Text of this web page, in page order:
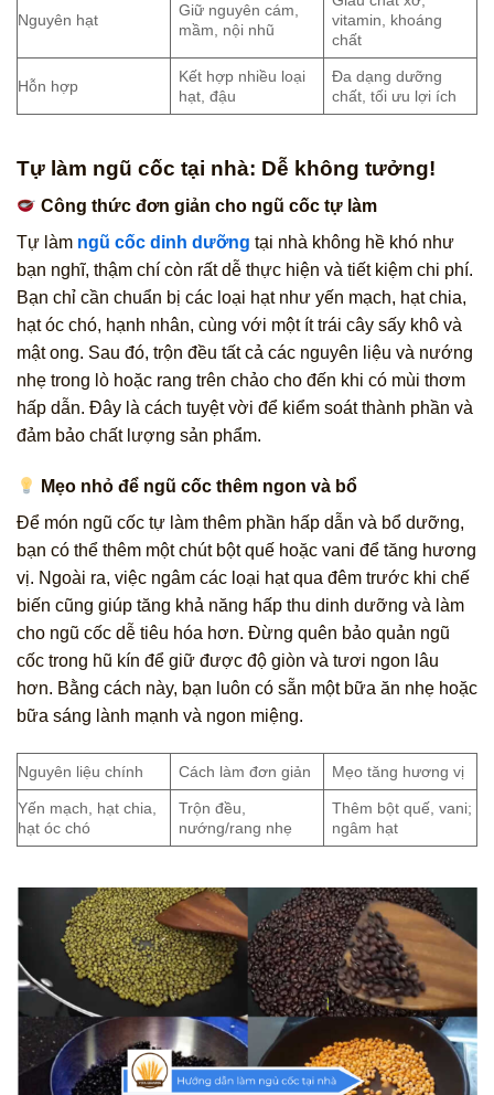
Nguyên hạt
Giữ nguyên cám,
mầm, nội nhũ
vitamin, khoáng
chất
Hỗn hợp
Kết hợp nhiều loại
hạt, đậu
Đa dạng dưỡng
chất, tối ưu lợi ích
Tự làm ngũ cốc tại nhà: Dễ không tưởng!
Công thức đơn giản cho ngũ cốc tự làm
Tự làm ngũ cốc dinh dưỡng tại nhà không hề khó như
bạn nghĩ, thậm chí còn rất dễ thực hiện và tiết kiệm chi phí.
Bạn chỉ cần chuẩn bị các loại hạt như yến mạch, hạt chia,
hạt óc chó, hạnh nhân, cùng với một ít trái cây sấy khô và
mật ong. Sau đó, trộn đều tất cả các nguyên liệu và nướng
nhẹ trong lò hoặc rang trên chảo cho đến khi có mùi thơm
hấp dẫn. Đây là cách tuyệt vời để kiểm soát thành phần và
đảm bảo chất lượng sản phẩm.
Mẹo nhỏ để ngũ cốc thêm ngon và bổ
Để món ngũ cốc tự làm thêm phần hấp dẫn và bổ dưỡng,
bạn có thể thêm một chút bột quế hoặc vani để tăng hương
vị. Ngoài ra, việc ngâm các loại hạt qua đêm trước khi chế
biến cũng giúp tăng khả năng hấp thu dinh dưỡng và làm
cho ngũ cốc dễ tiêu hóa hơn. Đừng quên bảo quản ngũ
cốc trong hũ kín để giữ được độ giòn và tươi ngon lâu
hơn. Bằng cách này, bạn luôn có sẵn một bữa ăn nhẹ hoặc
bữa sáng lành mạnh và ngon miệng.
Nguyên liệu chính Cách làm đơn giản Mẹo tăng hương vị
Yến mạch, hạt chia,
hạt óc chó
Trộn đều,
nướng/rang nhẹ
Thêm bột quế, vani;
ngâm hạt